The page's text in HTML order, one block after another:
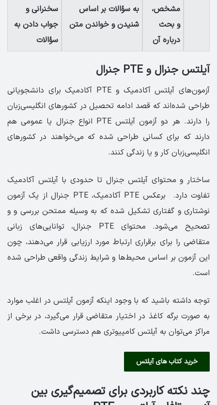
مشخص،
و بحث
درباره آن
به سؤالات بر اساس
شنیدن و خواندن متن
سخنرانی و
جواب دادن به
سؤالات
آیلتس جنرال و PTE جنرال
آزمون‌های آیلتس آکادمیک و PTE آکادمیک برای دانشجویانی
طراحی شده‌اند که قصد ادامه تحصیل در کشورهای انگلیسی‌زبان
را دارند. هر دو آزمون آیلتس PTE انواع جنرال یا عمومی هم
دارند که برای کسانی طراحی شده که می‌خواهند در کشورهای
انگلیسی‌زبان کار و یا زندگی کنند.
ساختار و محتوای آیلتس جنرال تا حدودی با آیلتس آکادمیک
تفاوت دارد. برعکس PTE آکادمیک، PTE جنرال از یک آزمون
نوشتاری و گفتاری تشکیل شده که به وسیله ممتحن بررسی و و
تصحیح می‌شود. محتوای PTE جنرال، توانایی‌های زبانی
متقاضی را برای برقراری ارتباط مورد ارزیابی قرار می‌دهند، چون
این آزمون بر اساس محیط‌ها و شرایط زندگی واقعی طراحی شده
است.
توجه داشته باشید که با وجود اینکه آزمون آیلتس در اغلب موارد
به صورت برگه کاغذ در اختیار متقاضی قرار می‌گیرد، در برخی از
مراکز می‌توان به آیلتس کامپیوتری هم دسترسی داشت.
خرید کتاب های آیلتس
چند نکته کاربردی برای تصمیم‌گیری بین